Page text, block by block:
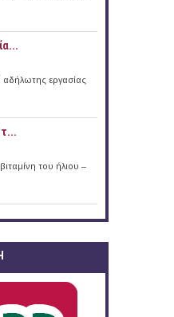
αδήλωτης εργασίας
του ήλιου –